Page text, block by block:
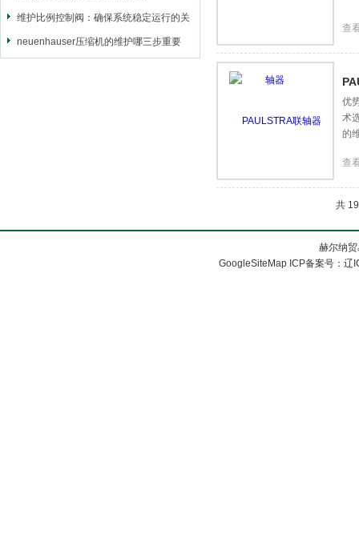
维护比例控制阀：确保系统稳定运行的关
键步骤
neuenhauser压缩机的维护哪三步重要
查
优
术
的
查
共
赫尔纳
GoogleSiteMap ICP备案号：辽